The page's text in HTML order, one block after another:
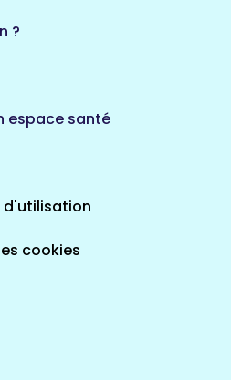
?
espace santé
d'utilisation
cookies